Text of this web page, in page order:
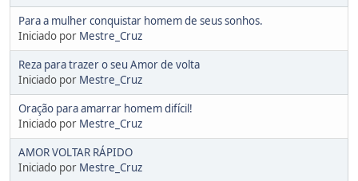
Para a mulher conquistar homem de seus sonhos.
Iniciado por Mestre_Cruz
Reza para trazer o seu Amor de volta
Iniciado por Mestre_Cruz
Oração para amarrar homem difícil!
Iniciado por Mestre_Cruz
AMOR VOLTAR RÁPIDO
Iniciado por Mestre_Cruz